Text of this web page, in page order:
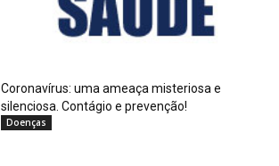
Coronavírus: uma ameaça misteriosa e
silenciosa. Contágio e prevenção!
Doenças